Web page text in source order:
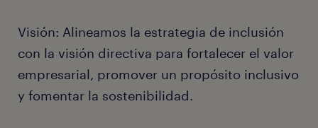
Visión: Alineamos la estrategia de inclusión
con la visión directiva para fortalecer el valor
empresarial, promover un propósito inclusivo
y fomentar la sostenibilidad.